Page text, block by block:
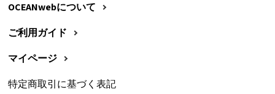
OCEANwebについて
ご利用ガイド
マイページ
特定商取引に基づく表記